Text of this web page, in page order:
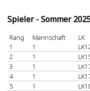
Spieler - Sommer
Rang Mannschaft
LK
1
1
2
1
3
1
4
1
5
1